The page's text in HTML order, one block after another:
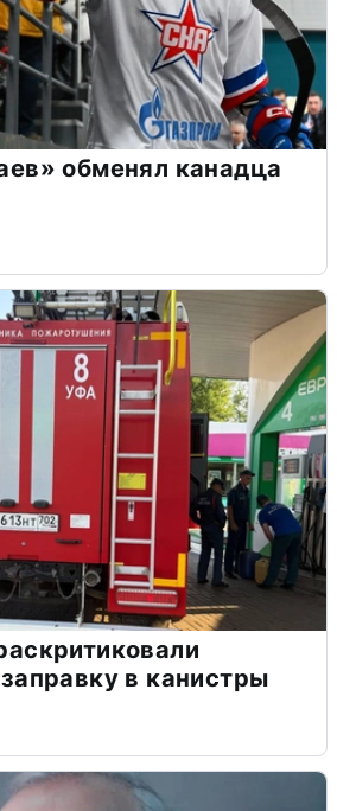
обменял канадца
в канистры